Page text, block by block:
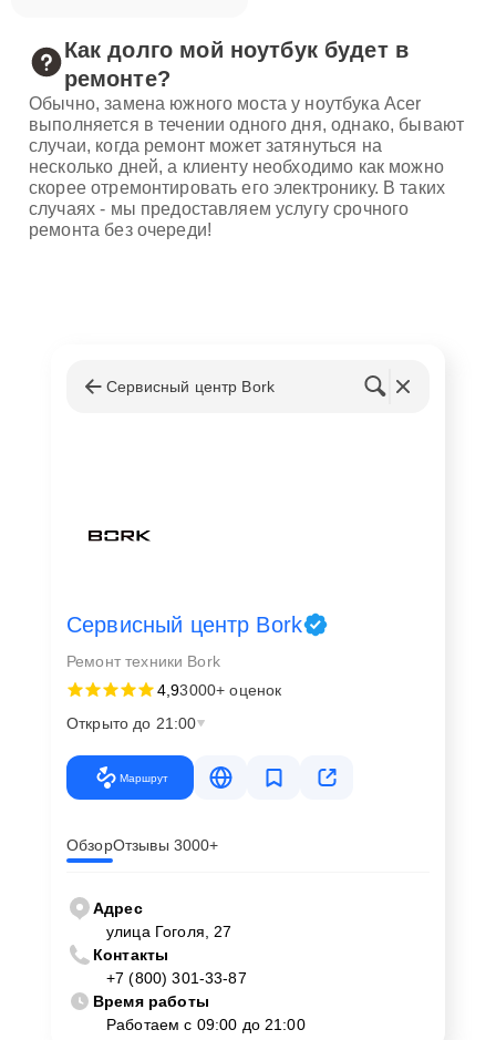
Как долго мой ноутбук будет в
ремонте?
Обычно, замена южного моста у ноутбука Acer
выполняется в течении одного дня, однако, бывают
случаи, когда ремонт может затянуться на
несколько дней, а клиенту необходимо как можно
скорее отремонтировать его электронику. В таких
случаях - мы предоставляем услугу срочного
ремонта без очереди!
Сервисный центр Bork
Сервисный центр Bork
Ремонт техники Bork
4,93000+ оценок
Открыто до 21:00
Маршрут
ОбзорОтзывы 3000+
Адрес
улица Гоголя, 27
Контакты
+7 (800) 301-33-87
Время работы
Работаем с 09:00 до 21:00